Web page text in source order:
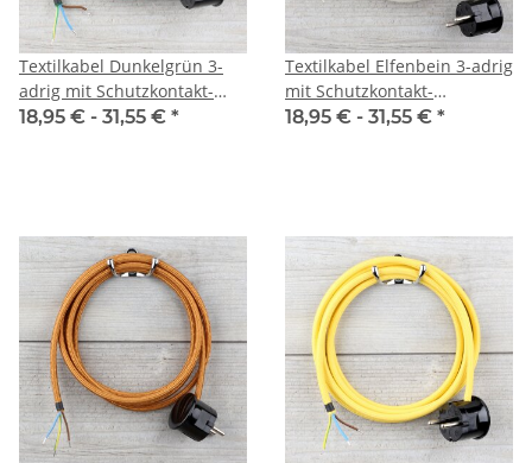
Textilkabel Dunkelgrün 3-
adrig mit Schutzkontakt-
Winkelstecker
18,95 € - 31,55 € *
Textilkabel Elfenbein 3-adrig
mit Schutzkontakt-
Winkelstecker
18,95 € - 31,55 € *